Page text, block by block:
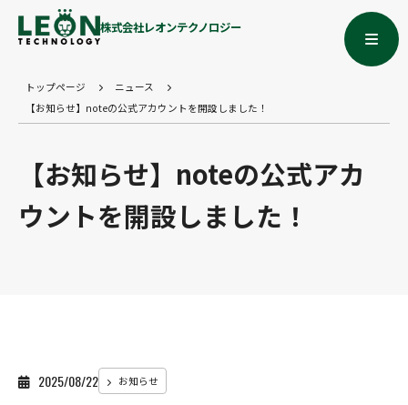
株式会社レオンテクノロジー
トップページ
ニュース
【お知らせ】noteの公式アカウントを開設しました！
【お知らせ】noteの公式アカ
ウントを開設しました！
2025/08/22 お知らせ